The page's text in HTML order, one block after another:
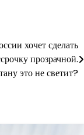
хочет сделать
прозрачной.
это не светит?